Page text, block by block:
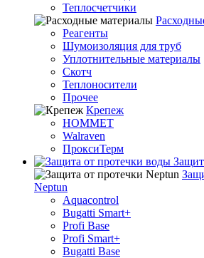
Теплосчетчики
Реагенты
Шумоизоляция для труб
Уплотнительные материалы
Скотч
Теплоносители
Прочее
Крепеж
HOMMET
Walraven
ПроксиТерм
Neptun
Aquacontrol
Bugatti Smart+
Profi Base
Profi Smart+
Bugatti Base